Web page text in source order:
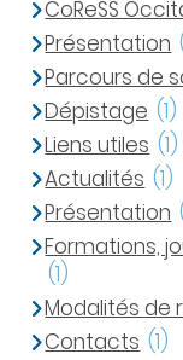
CoReSS
Présentation
Parcours de
Dépistage (1)
Liens utiles (1)
Actualités (1)
Présentation
Formations,
(1)
Modalités de
Contacts (1)